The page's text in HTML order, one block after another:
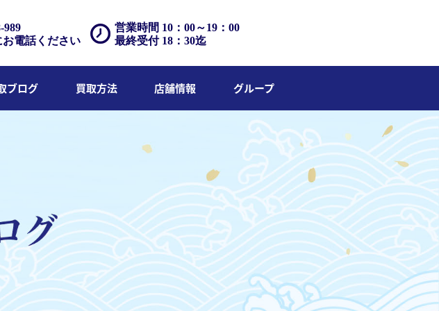
営業時間 10：00～19：00
最終受付 18：30迄
989
お電話ください
ブログ 買取方法 店舗情報 グループ